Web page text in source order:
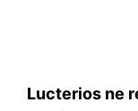
Lucterios ne